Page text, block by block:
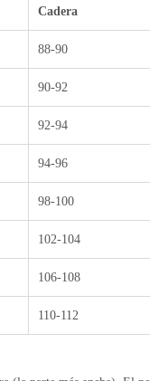
Cadera
88-90
90-92
92-94
94-96
98-100
102-104
106-108
110-112